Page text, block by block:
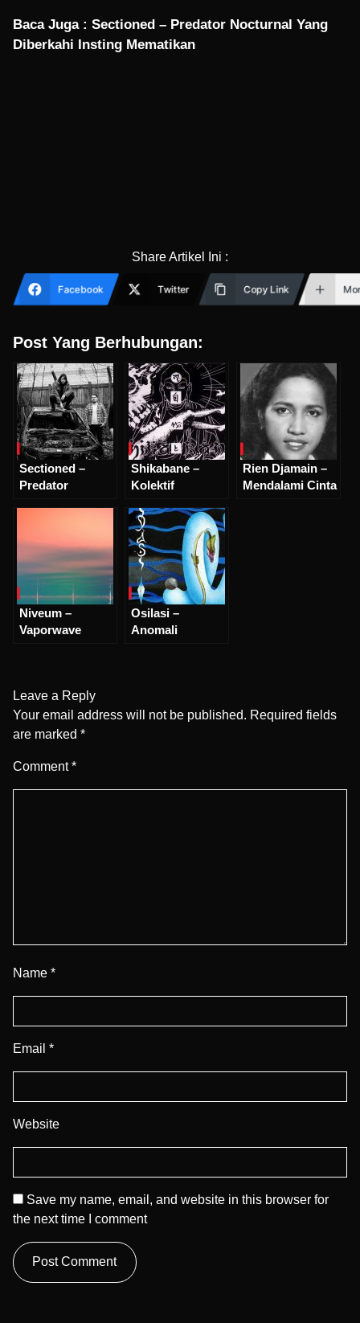
Baca Juga : Sectioned – Predator Nocturnal Yang
Diberkahi Insting Mematikan
Share Artikel Ini :
Facebook Twitter Copy Link
Post Yang Berhubungan:
Sectioned –
Predator
Shikabane –
Kolektif
Yang Rehat
Sejenak Dari
Ketegangan
Politik
Rien Djamain –
Mendalami Cinta
Niveum –
Vaporwave
Sekarang Yang
Optimis
Osilasi –
Anomali
Leave a Reply
Your email address will not be published. Required fields
are marked *
Comment*
Name *
Email *
Website
Save my name, email, and website in this browser for
the next time I comment